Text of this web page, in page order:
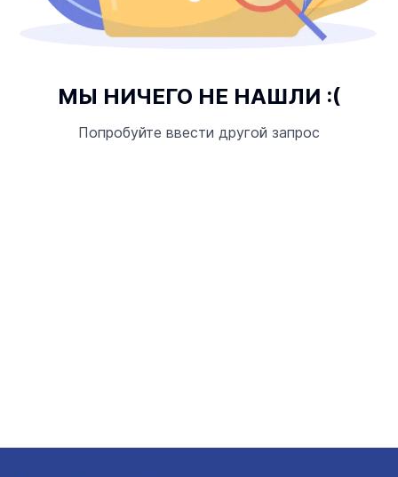
МЫ НИЧЕГО НЕ НАШЛИ :(
Попробуйте ввести другой запрос